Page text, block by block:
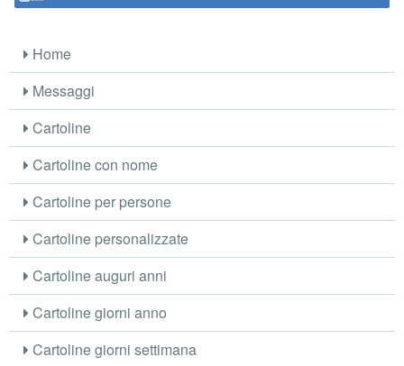
Home
Messaggi
Cartoline
Cartoline con nome
Cartoline per persone
Cartoline personalizzate
Cartoline auguri anni
Cartoline giorni anno
Cartoline giorni settimana